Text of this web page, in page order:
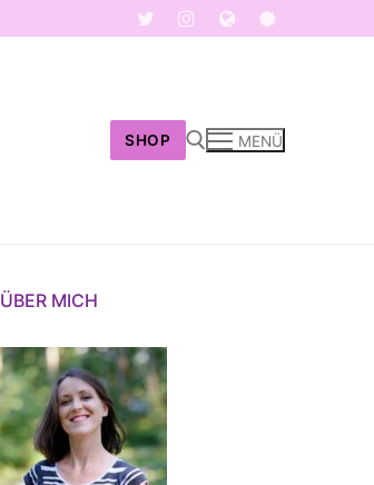
SHOP MENÜ
ÜBER MICH